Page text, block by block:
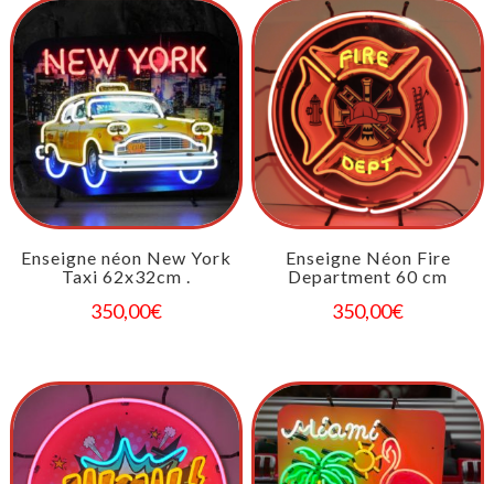
Enseigne néon New York
Taxi 62x32cm .
350,00€
Enseigne Néon Fire
Department 60 cm
350,00€